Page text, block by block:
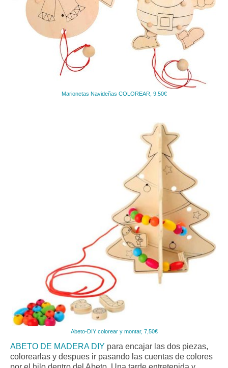
Marionetas Navideñas COLOREAR, 9,50€
Abeto-DIY colorear y montar, 7,50€
ABETO DE MADERA DIY para encajar las dos piezas,
colorearlas y despues ir pasando las cuentas de colores